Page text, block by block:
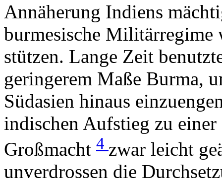
Annäherung Indiens
burmesische
stützen. Lange Zeit
geringerem Maße Burma,
Südasien hinaus
indischen Aufstieg zu
Großmacht 4 zwar leicht
unverdrossen die